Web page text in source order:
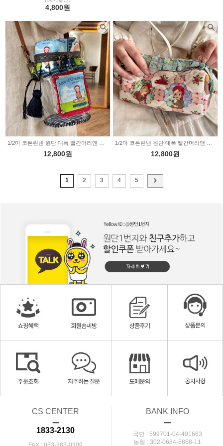
4,800원
12,800원 12,800원
1 2 3 4 5
CS CENTER
ㅡ
1833-2130
BANK INFO
ㅡ
국민 : 599701-04-401663
농협 : 302-0684-5868-11